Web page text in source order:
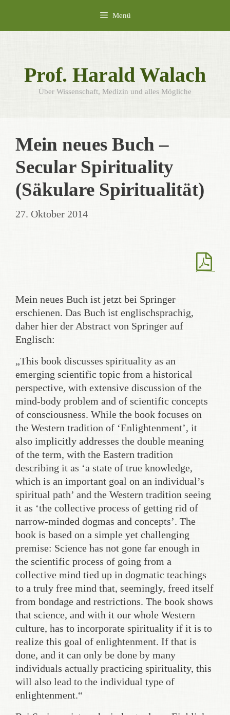
springen
Menü
Prof. Harald Walach
Über Wissenschaft, Medizin und alles Mögliche
Mein neues Buch –
Secular Spirituality
(Säkulare Spiritualität)
27. Oktober 2014
Mein neues Buch ist jetzt bei Springer
erschienen. Das Buch ist englischsprachig,
daher hier der Abstract von Springer auf
Englisch:
„This book discusses spirituality as an
emerging scientific topic from a historical
perspective, with extensive discussion of the
mind-body problem and of scientific concepts
of consciousness. While the book focuses on
the Western tradition of ‘Enlightenment’, it
also implicitly addresses the double meaning
of the term, with the Eastern tradition
describing it as ‘a state of true knowledge,
which is an important goal on an individual’s
spiritual path’ and the Western tradition seeing
it as ‘the collective process of getting rid of
narrow-minded dogmas and concepts’. The
book is based on a simple yet challenging
premise: Science has not gone far enough in
the scientific process of going from a
collective mind tied up in dogmatic teachings
to a truly free mind that, seemingly, freed itself
from bondage and restrictions. The book shows
that science, and with it our whole Western
culture, has to incorporate spirituality if it is to
realize this goal of enlightenment. If that is
done, and it can only be done by many
individuals actually practicing spirituality, this
will also lead to the individual type of
enlightenment.“